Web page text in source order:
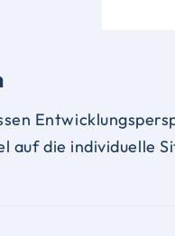
auf die individuelle